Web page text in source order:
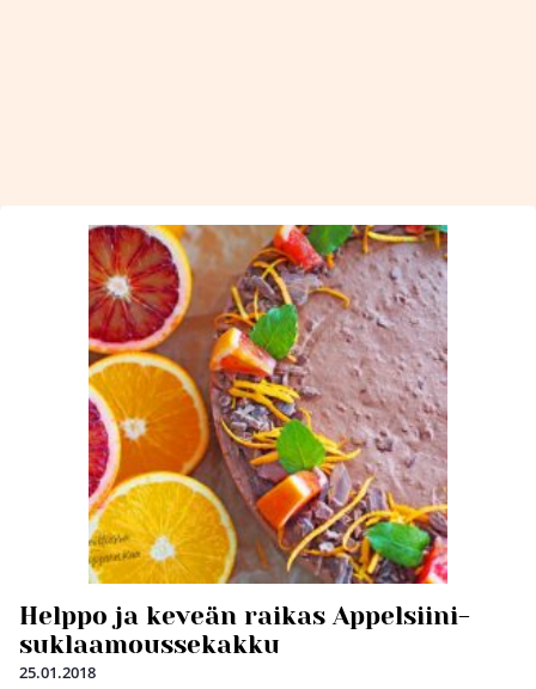
Helppo ja keveän raikas Appelsiini-
suklaamoussekakku
25.01.2018